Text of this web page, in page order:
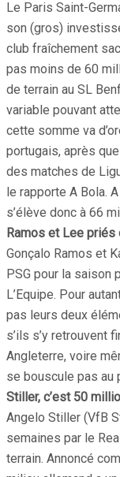
Le Paris Saint-
son (gros)
club fraîchement
pas moins de 60
de terrain au SL
variable pouvant
cette somme va
portugais, après
des matches de
le rapporte A Bola.
s’élève donc à 66
Ramos et Lee priés
Gonçalo Ramos et
PSG pour la saison
L’Equipe. Pour
pas leurs deux
s’ils s’y retrouvent
Angleterre, voire
se bouscule pas au
Stiller, c’est 50
Angelo Stiller (VfB
semaines par le
terrain. Annoncé